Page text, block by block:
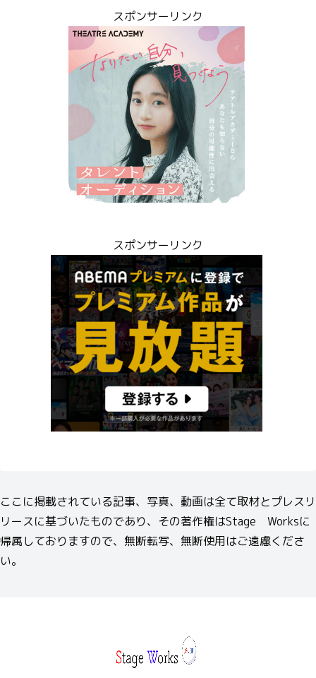
スポンサーリンク
スポンサーリンク
ここに掲載されている記事、写真、動画は全て取材とプレスリ
リースに基づいたものであり、その著作権はStage Worksに
帰属しておりますので、無断転写、無断使用はご遠慮くださ
い。